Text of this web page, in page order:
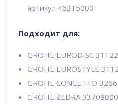
артикул 46315000
Подходит для:
GROHE EURODISC
GROHE EUROSTYLE
GROHE CONCETTO
GROHE ZEDRA